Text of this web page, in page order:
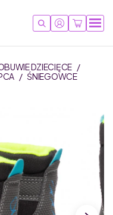
DZIECIĘCE /
/ ŚNIEGOWCE